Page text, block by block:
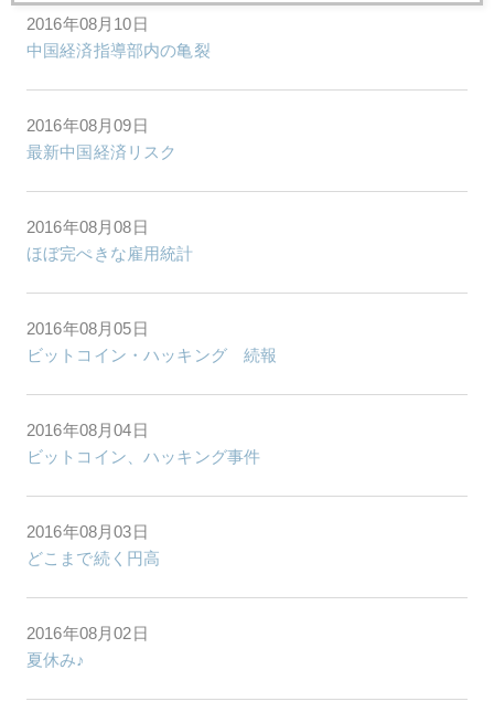
2016年08月10日
中国経済指導部内の亀裂
2016年08月09日
最新中国経済リスク
2016年08月08日
ほぼ完ぺきな雇用統計
2016年08月05日
ビットコイン・ハッキング 続報
2016年08月04日
ビットコイン、ハッキング事件
2016年08月03日
どこまで続く円高
2016年08月02日
夏休み♪